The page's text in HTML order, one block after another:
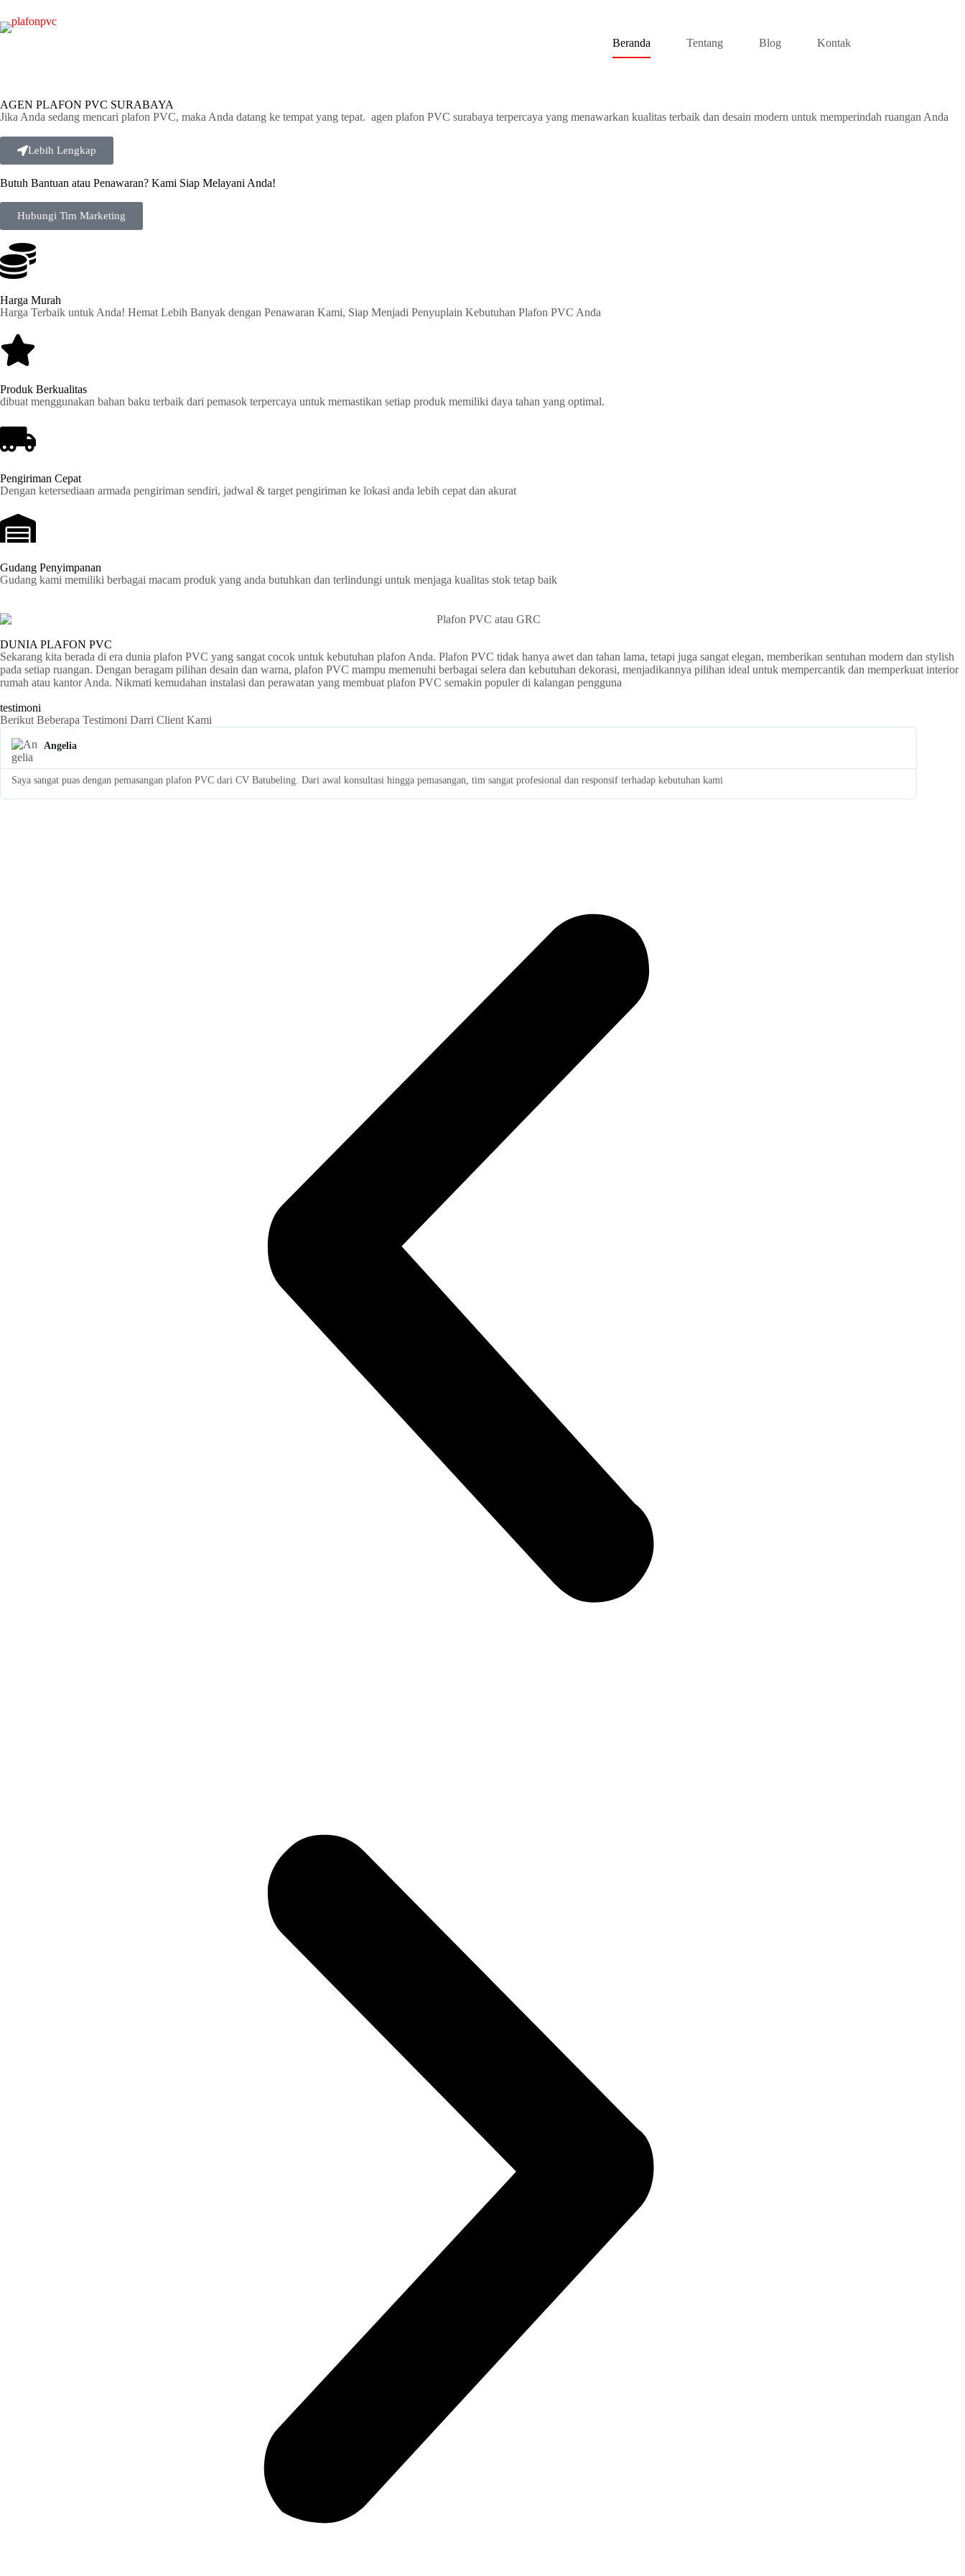
Beranda Tentang Blog Kontak
AGEN PLAFON PVC SURABAYA
Jika Anda sedang mencari plafon PVC, maka Anda datang ke tempat yang tepat. agen plafon PVC surabaya terpercaya yang menawarkan kualitas terbaik dan desain modern untuk memperindah ruangan Anda
Lebih Lengkap
Butuh Bantuan atau Penawaran? Kami Siap Melayani Anda!
Hubungi Tim Marketing
Harga Murah
Harga Terbaik untuk Anda! Hemat Lebih Banyak dengan Penawaran Kami, Siap Menjadi Penyuplain Kebutuhan Plafon PVC Anda
Produk Berkualitas
dibuat menggunakan bahan baku terbaik dari pemasok terpercaya untuk memastikan setiap produk memiliki daya tahan yang optimal.
Pengiriman Cepat
Dengan ketersediaan armada pengiriman sendiri, jadwal & target pengiriman ke lokasi anda lebih cepat dan akurat
Gudang Penyimpanan
Gudang kami memiliki berbagai macam produk yang anda butuhkan dan terlindungi untuk menjaga kualitas stok tetap baik
DUNIA PLAFON PVC
Sekarang kita berada di era dunia plafon PVC yang sangat cocok untuk kebutuhan plafon Anda. Plafon PVC tidak hanya awet dan tahan lama, tetapi juga sangat elegan, memberikan sentuhan modern dan stylish
pada setiap ruangan. Dengan beragam pilihan desain dan warna, plafon PVC mampu memenuhi berbagai selera dan kebutuhan dekorasi, menjadikannya pilihan ideal untuk mempercantik dan memperkuat interior
rumah atau kantor Anda. Nikmati kemudahan instalasi dan perawatan yang membuat plafon PVC semakin populer di kalangan pengguna
testimoni
Berikut Beberapa Testimoni Darri Client Kami
Angelia
Saya sangat puas dengan pemasangan plafon PVC dari CV Batubeling. Dari awal konsultasi hingga pemasangan, tim sangat profesional dan responsif terhadap kebutuhan kami